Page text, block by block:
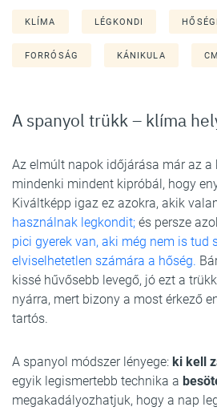
KLÍMA LÉGKONDI
FORRÓSÁG KÁNIKULA
A spanyol trükk – klíma
Az elmúlt napok időjárása már az a
mindenki mindent kipróbál, hogy
Kiváltképp igaz ez azokra, akik
használnak legkondit; és persze
pici gyerek van, aki még nem is tud
elviselhetetlen számára a hőség.
kissé hűvősebb levegő, jó ezt a
nyárra, mert bizony a most érkező
tartós.
A spanyol módszer lényege: ki kell
egyik legismertebb technika a
megakadályozhatjuk, hogy a nap